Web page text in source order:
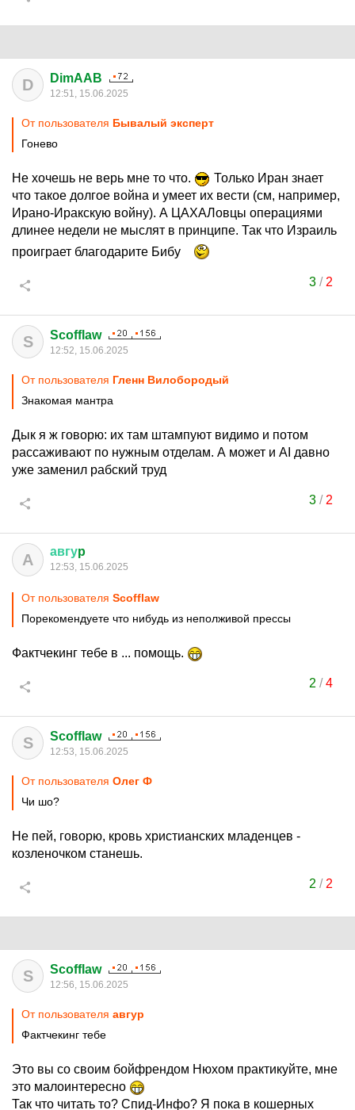
D DimAAB
12:51, 15.06.2025
От пользователя Бывалый эксперт
Гонево
Не хочешь не верь мне то что.
Только Иран знает
что такое долгое война и умеет их вести (см, например,
Ирано-Иракскую войну). А ЦАХАЛовцы операциями
длинее недели не мыслят в принципе. Так что Израиль
проиграет благодарите Бибу
3/ 2
S Scofflaw
12:52, 15.06.2025
От пользователя Гленн Вилобородый
Знакомая мантра
Дык я ж говорю: их там штампуют видимо и потом
рассаживают по нужным отделам. А может и AI давно
уже заменил рабский труд
3/ 2
А авгуp
12:53, 15.06.2025
От пользователя Scofflaw
Порекомендуете что нибудь из неполживой прессы
Фактчекинг тебе в ... помощь.
2 /4
S Scofflaw
12:53, 15.06.2025
От пользователя Олег Ф
Чи шо?
Не пей, говорю, кровь христианских младенцев -
козленочком станешь.
2 / 2
S Scofflaw
12:56, 15.06.2025
От пользователя авгуp
Фактчекинг тебе
Это вы со своим бойфрендом Нюхом практикуйте, мне
это малоинтересно
Так что читать то? Спид-Инфо? Я пока в кошерных